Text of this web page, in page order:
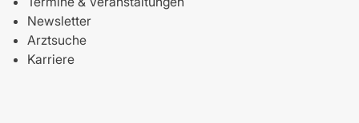
Newsletter
Arztsuche
Karriere